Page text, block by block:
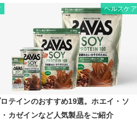
ヘルスケア
テインのおすすめ19選。ホエイ・ソ
カゼインなど人気製品をご紹介